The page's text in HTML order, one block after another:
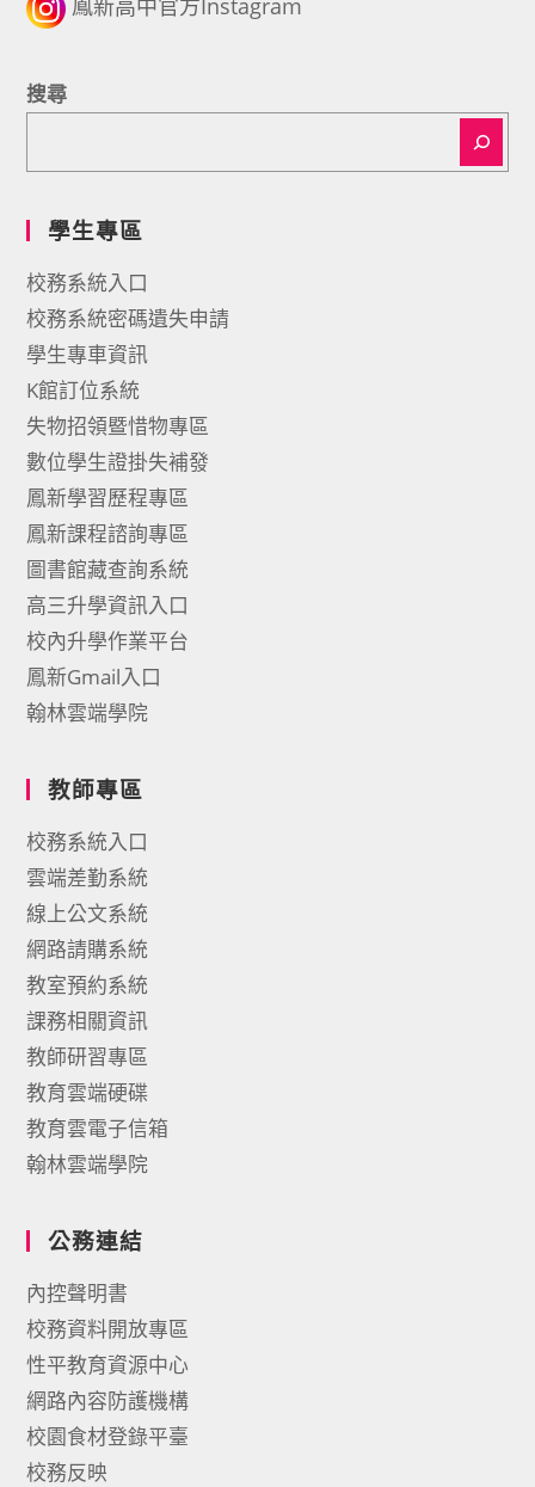
鳳新高中官方Instagram
搜尋
學生專區
校務系統入口
校務系統密碼遺失申請
學生專車資訊
K館訂位系統
失物招領暨惜物專區
數位學生證掛失補發
鳳新學習歷程專區
鳳新課程諮詢專區
圖書館藏查詢系統
高三升學資訊入口
校內升學作業平台
鳳新Gmail入口
翰林雲端學院
教師專區
校務系統入口
雲端差勤系統
線上公文系統
網路請購系統
教室預約系統
課務相關資訊
教師研習專區
教育雲端硬碟
教育雲電子信箱
翰林雲端學院
公務連結
內控聲明書
校務資料開放專區
性平教育資源中心
網路內容防護機構
校園食材登錄平臺
校務反映